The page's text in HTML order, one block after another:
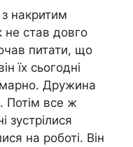
накритим
не став довго
питати, що
їх сьогодні
Дружина
Потім все ж
зустрілися
на роботі. Він